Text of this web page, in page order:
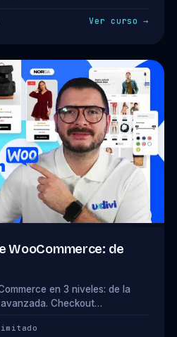
Ver curso →
WooCommerce: de
en 3 niveles: de la
Checkout
· 64 clases.